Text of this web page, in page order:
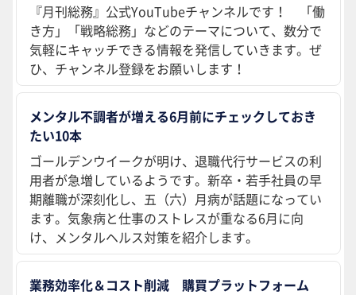
『月刊総務』公式YouTubeチャンネルです！ 「働
き方」「戦略総務」などのテーマについて、数分で
気軽にキャッチできる情報を発信していきます。ぜ
ひ、チャンネル登録をお願いします！
メンタル不調者が増える6月前にチェックしておき
たい10本
ゴールデンウイークが明け、退職代行サービスの利
用者が急増しているようです。新卒・若手社員の早
期離職が深刻化し、五（六）月病が話題になってい
ます。気象病と仕事のストレスが重なる6月に向
け、メンタルヘルス対策を紹介します。
業務効率化＆コスト削減 購買プラットフォーム